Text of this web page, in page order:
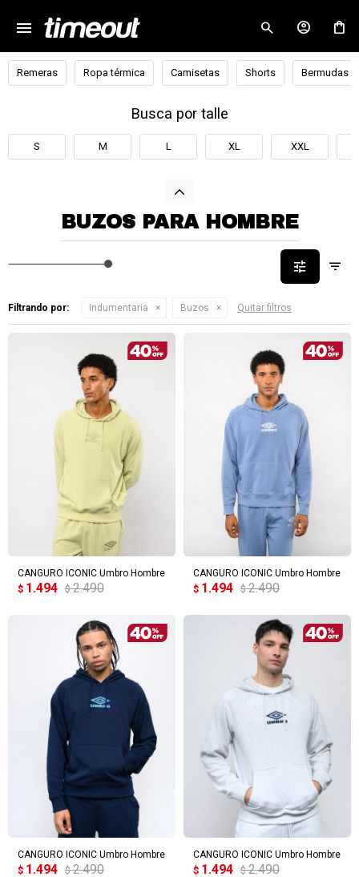
menu
Remeras Ropa térmica Camisetas Shorts Bermudas
Busca por talle
S M L XL XXL
BUZOS PARA HOMBRE
Filtrando por: Indumentaria Buzos Quitar filtros
CANGURO ICONIC Umbro Hombre
$ 1.494 $ 2.490
CANGURO ICONIC Umbro Hombre
$ 1.494 $ 2.490
CANGURO ICONIC Umbro Hombre
$ 1.494 $ 2.490
CANGURO ICONIC Umbro Hombre
$ 1.494 $ 2.490